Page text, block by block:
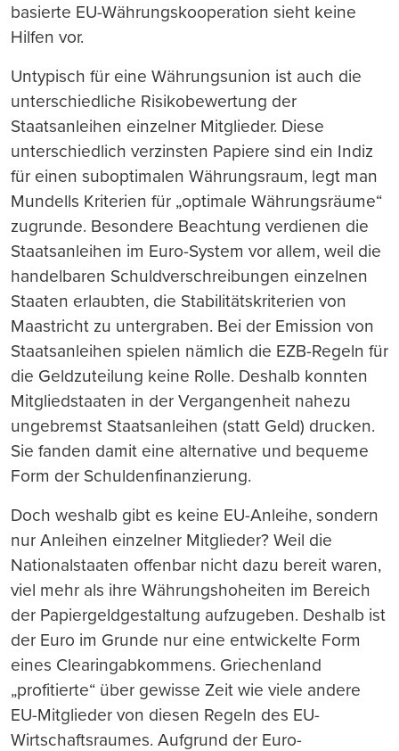
basierte EU-Währungskooperation sieht keine
Hilfen vor.
Untypisch für eine Währungsunion ist auch die
unterschiedliche Risikobewertung der
Staatsanleihen einzelner Mitglieder. Diese
unterschiedlich verzinsten Papiere sind ein Indiz
für einen suboptimalen Währungsraum, legt man
Mundells Kriterien für „optimale Währungsräume“
zugrunde. Besondere Beachtung verdienen die
Staatsanleihen im Euro-System vor allem, weil die
handelbaren Schuldverschreibungen einzelnen
Staaten erlaubten, die Stabilitätskriterien von
Maastricht zu untergraben. Bei der Emission von
Staatsanleihen spielen nämlich die EZB-Regeln für
die Geldzuteilung keine Rolle. Deshalb konnten
Mitgliedstaaten in der Vergangenheit nahezu
ungebremst Staatsanleihen (statt Geld) drucken.
Sie fanden damit eine alternative und bequeme
Form der Schuldenfinanzierung.
Doch weshalb gibt es keine EU-Anleihe, sondern
nur Anleihen einzelner Mitglieder? Weil die
Nationalstaaten offenbar nicht dazu bereit waren,
viel mehr als ihre Währungshoheiten im Bereich
der Papiergeldgestaltung aufzugeben. Deshalb ist
der Euro im Grunde nur eine entwickelte Form
eines Clearingabkommens. Griechenland
„profitierte“ über gewisse Zeit wie viele andere
EU-Mitglieder von diesen Regeln des EU-
Wirtschaftsraumes. Aufgrund der Euro-